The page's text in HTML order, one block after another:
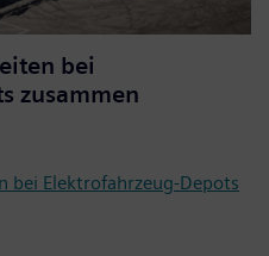
bei
zusammen
bei Elektrofahrzeug-Depots